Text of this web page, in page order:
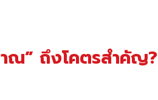
าณ” ถึงโคตรสำคัญ?